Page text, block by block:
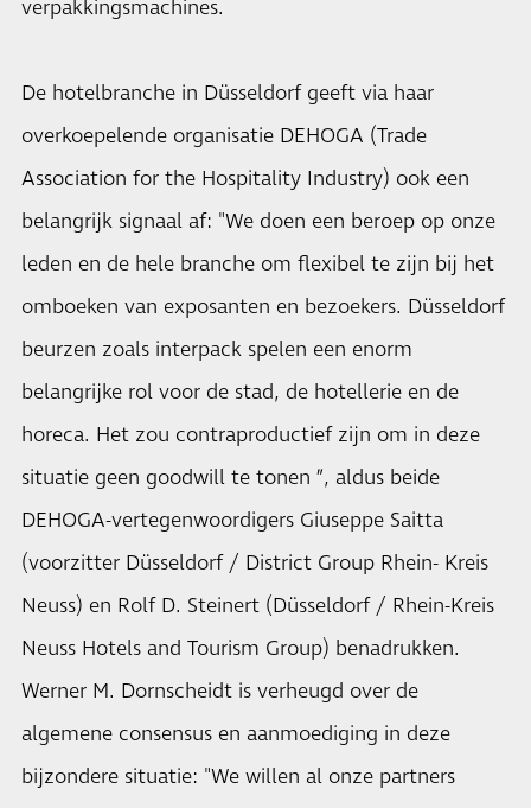
verpakkingsmachines.
De hotelbranche in Düsseldorf geeft via haar
overkoepelende organisatie DEHOGA (Trade
Association for the Hospitality Industry) ook een
belangrijk signaal af: "We doen een beroep op onze
leden en de hele branche om flexibel te zijn bij het
omboeken van exposanten en bezoekers. Düsseldorf
beurzen zoals interpack spelen een enorm
belangrijke rol voor de stad, de hotellerie en de
horeca. Het zou contraproductief zijn om in deze
situatie geen goodwill te tonen ”, aldus beide
DEHOGA-vertegenwoordigers Giuseppe Saitta
(voorzitter Düsseldorf / District Group Rhein- Kreis
Neuss) en Rolf D. Steinert (Düsseldorf / Rhein-Kreis
Neuss Hotels and Tourism Group) benadrukken.
Werner M. Dornscheidt is verheugd over de
algemene consensus en aanmoediging in deze
bijzondere situatie: "We willen al onze partners